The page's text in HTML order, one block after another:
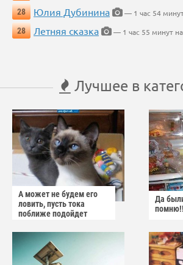
28
Юлия Дубинина
— 1 час 54
28
Летняя сказка — 1 час 55 минут
Лучшее в
А может не будем его
ловить, пусть тока
поближе подойдет
Да
помню!!